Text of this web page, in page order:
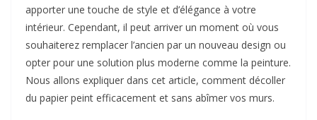
apporter une touche de style et d’élégance à votre
intérieur. Cependant, il peut arriver un moment où vous
souhaiterez remplacer l’ancien par un nouveau design ou
opter pour une solution plus moderne comme la peinture.
Nous allons expliquer dans cet article, comment décoller
du papier peint efficacement et sans abîmer vos murs.